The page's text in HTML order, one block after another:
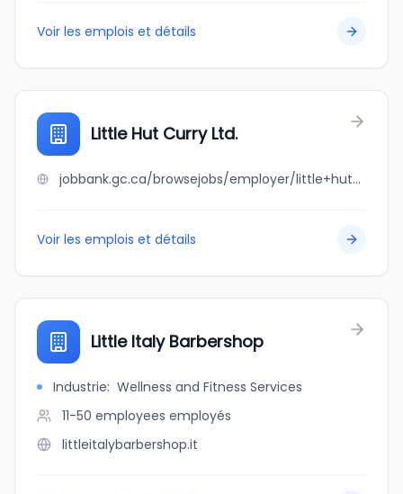
Voir les emplois et détails
Little Hut Curry Ltd.
jobbank.gc.ca/browsejobs/employer/little+hut+curry+ltd./ca
Voir les emplois et détails
Little Italy Barbershop
Industrie: Wellness and Fitness Services
11-50 employees employés
littleitalybarbershop.it